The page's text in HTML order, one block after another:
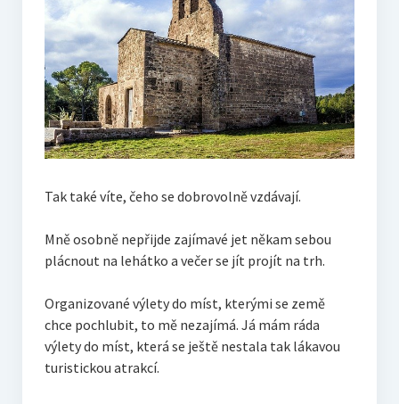
Tak také víte, čeho se dobrovolně vzdávají.
Mně osobně nepřijde zajímavé jet někam sebou
plácnout na lehátko a večer se jít projít na trh.
Organizované výlety do míst, kterými se země
chce pochlubit, to mě nezajímá. Já mám ráda
výlety do míst, která se ještě nestala tak lákavou
turistickou atrakcí.